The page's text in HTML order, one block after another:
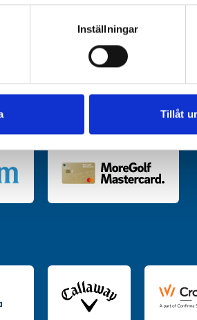
genom att aktivt skanna den för
dina personliga uppgifter behandlas
när som helst från cookie-
vår trafik. Vi vidarebefordrar
annons- och analysföretag som vi
Inställningar
Tillåt